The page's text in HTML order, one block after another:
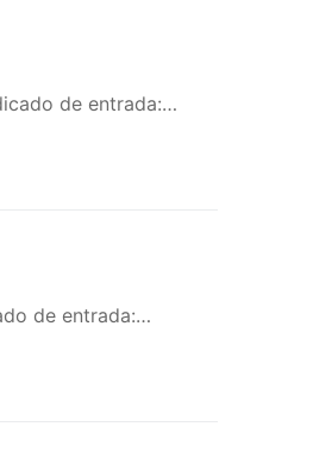
de entrada:…
de entrada:…